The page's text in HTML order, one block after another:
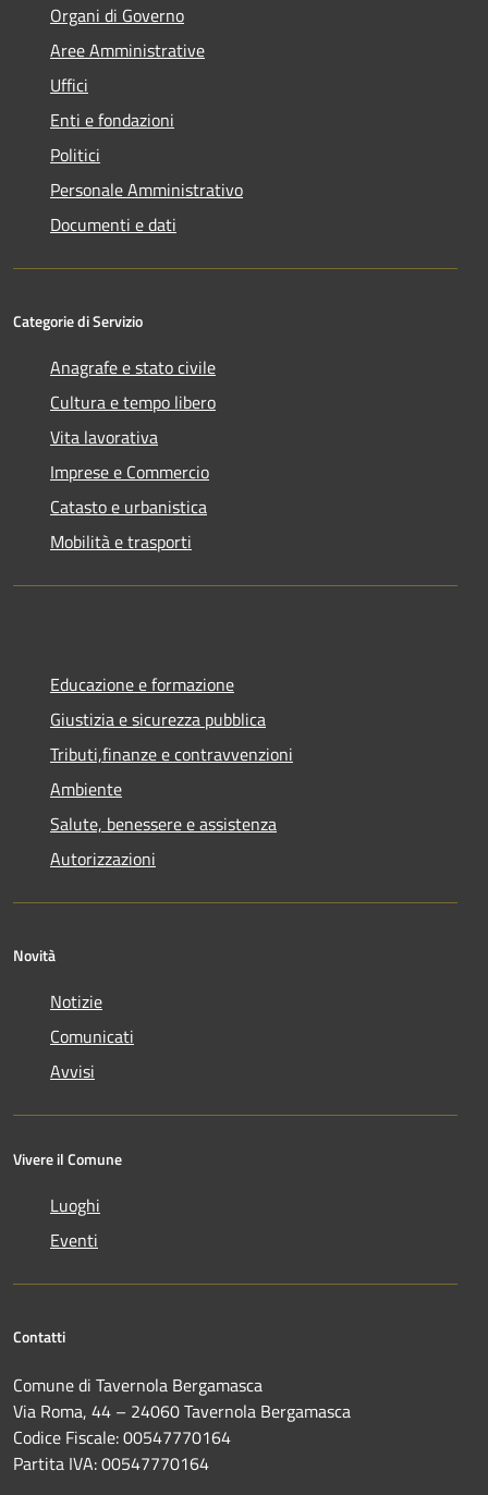
Organi di Governo
Aree Amministrative
Uffici
Enti e fondazioni
Politici
Personale Amministrativo
Documenti e dati
Categorie di Servizio
Anagrafe e stato civile
Cultura e tempo libero
Vita lavorativa
Imprese e Commercio
Catasto e urbanistica
Mobilità e trasporti
Educazione e formazione
Giustizia e sicurezza pubblica
Tributi,finanze e contravvenzioni
Ambiente
Salute, benessere e assistenza
Autorizzazioni
Novità
Notizie
Comunicati
Avvisi
Vivere il Comune
Luoghi
Eventi
Contatti
Comune di Tavernola Bergamasca
Via Roma, 44 – 24060 Tavernola Bergamasca
Codice Fiscale: 00547770164
Partita IVA: 00547770164